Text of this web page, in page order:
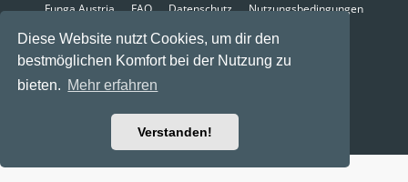
Diese Website nutzt Cookies, um dir den
bestmöglichen Komfort bei der Nutzung zu
bieten. Mehr erfahren
Verstanden!
Funga Austria FAQ Datenschutz
Nutzungsbedingungen
Alle Zeiten sindUTC+02:00
Aktuelle Zeit: 9. August 2026, 04:50
Powered byphpBB
Ravaio Theme byGramziu